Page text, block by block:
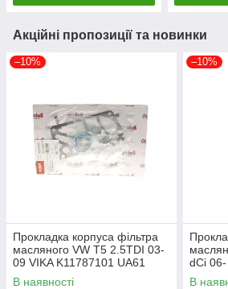
Акційні пропозиції та новинки
–10%
Прокладка корпуса фільтра
масляного VW T5 2.5TDI 03-
09 VIKA K11787101 UA61
В наявності
–10%
dCi
UA61
В